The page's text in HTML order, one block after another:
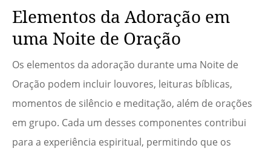
Elementos da Adoração em
uma Noite de Oração
Os elementos da adoração durante uma Noite de
Oração podem incluir louvores, leituras bíblicas,
momentos de silêncio e meditação, além de orações
em grupo. Cada um desses componentes contribui
para a experiência espiritual, permitindo que os